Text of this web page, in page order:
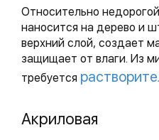
Относительно
наносится на дерево и
верхний слой, создает
защищает от влаги. Из
требуется
Акриловая